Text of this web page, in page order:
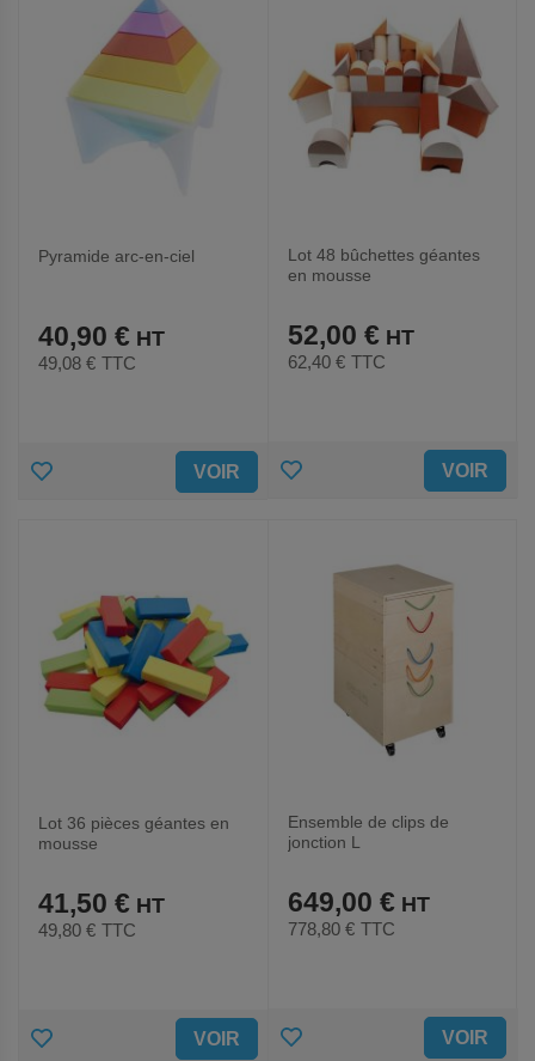
Pyramide arc-en-ciel
40,90 €
49,08 € TTC
AJOUTER VOIR
Lot 48 bûchettes géantes
en mousse
52,00 €
62,40 € TTC
AJOUTER VOIR
Lot 36 pièces géantes en
mousse
41,50 €
49,80 € TTC
AJOUTER VOIR
Ensemble de clips de
jonction L
649,00 €
778,80 € TTC
AJOUTER VOIR